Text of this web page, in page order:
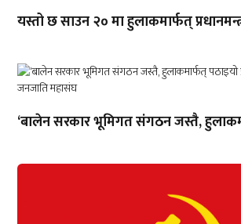
यस्तो छ साउन २० मा हुलाकमार्फत्
‘बालेन सरकार भूमिगत संगठन जस्तै,